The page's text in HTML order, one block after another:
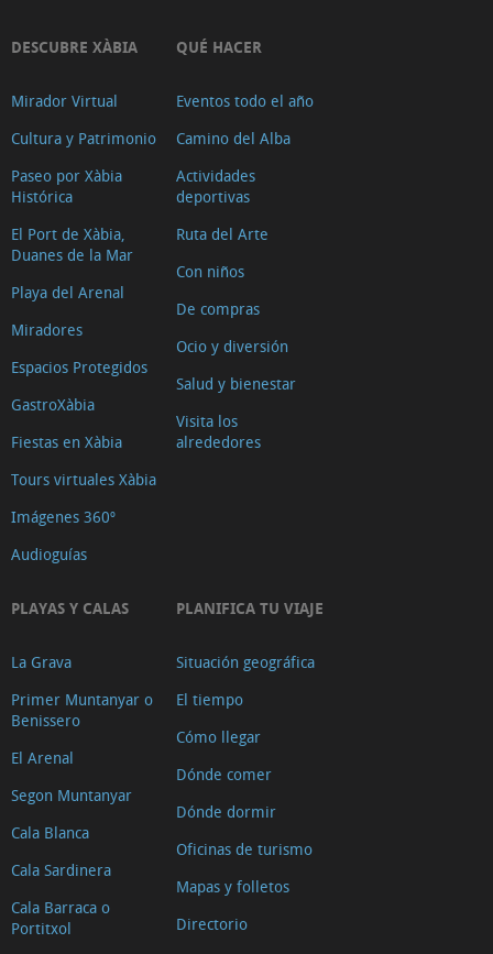
DESCUBRE XÀBIA
Mirador Virtual
Cultura y Patrimonio
Paseo por Xàbia
Histórica
El Port de Xàbia,
Duanes de la Mar
Playa del Arenal
Miradores
Espacios Protegidos
GastroXàbia
Fiestas en Xàbia
Tours virtuales Xàbia
Imágenes 360º
Audioguías
QUÉ HACER
Eventos todo el año
Camino del Alba
Actividades
deportivas
Ruta del Arte
Con niños
De compras
Ocio y diversión
Salud y bienestar
Visita los
alrededores
PLAYAS Y CALAS
La Grava
Primer Muntanyar o
Benissero
El Arenal
Segon Muntanyar
Cala Blanca
Cala Sardinera
Cala Barraca o
Portitxol
PLANIFICA TU VIAJE
Situación geográfica
El tiempo
Cómo llegar
Dónde comer
Dónde dormir
Oficinas de turismo
Mapas y folletos
Directorio